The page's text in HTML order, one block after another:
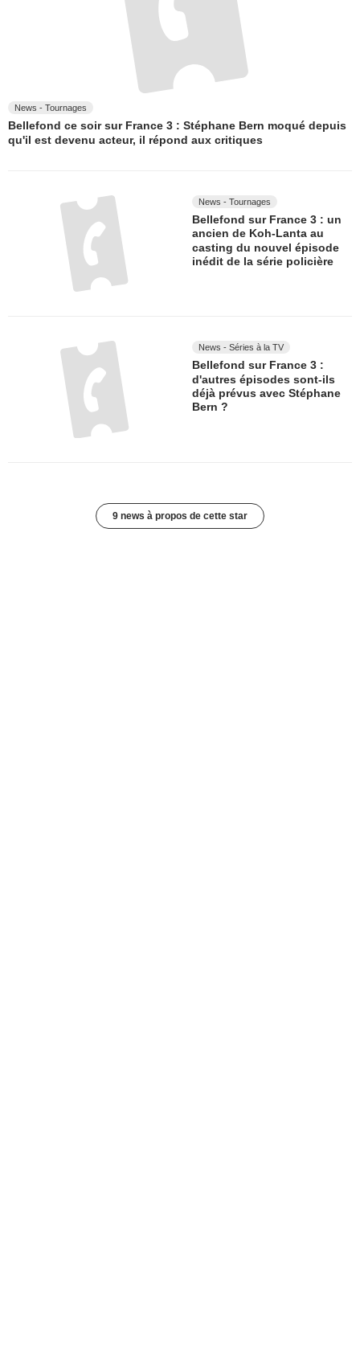
News - Tournages
Bellefond ce soir sur France 3 : Stéphane Bern moqué depuis
qu'il est devenu acteur, il répond aux critiques
News - Tournages
Bellefond sur France 3 : un
ancien de Koh-Lanta au
casting du nouvel épisode
inédit de la série policière
News - Séries à la TV
Bellefond sur France 3 :
d'autres épisodes sont-ils
déjà prévus avec Stéphane
Bern ?
9 news à propos de cette star